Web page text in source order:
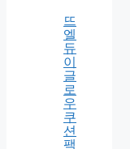
최신
댓글
뜨
엘